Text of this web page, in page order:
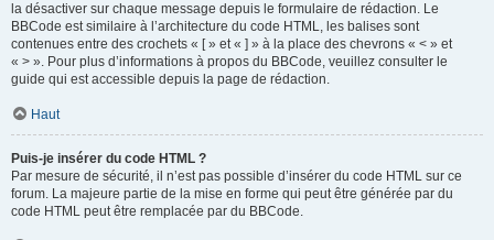
la désactiver sur chaque message depuis le formulaire de rédaction. Le
BBCode est similaire à l’architecture du code HTML, les balises sont
contenues entre des crochets « [ » et « ] » à la place des chevrons « < » et
« > ». Pour plus d’informations à propos du BBCode, veuillez consulter le
guide qui est accessible depuis la page de rédaction.
Haut
Puis-je insérer du code HTML ?
Par mesure de sécurité, il n’est pas possible d’insérer du code HTML sur ce
forum. La majeure partie de la mise en forme qui peut être générée par du
code HTML peut être remplacée par du BBCode.